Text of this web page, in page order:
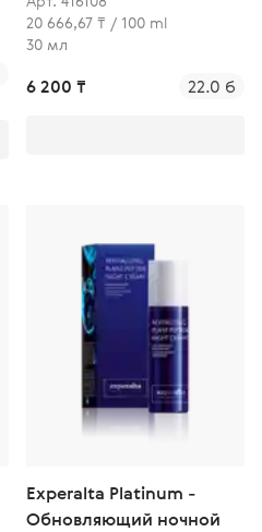
20 666,67 ₸ / 100 ml
30 мл
6 200 ₸ 22.0 б
Experalta Platinum -
Обновляющий ночной